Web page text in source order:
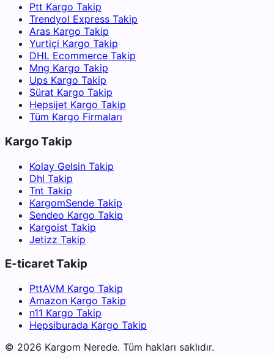
Ptt Kargo Takip
Trendyol Express Takip
Aras Kargo Takip
Yurtiçi Kargo Takip
DHL Ecommerce Takip
Mng Kargo Takip
Ups Kargo Takip
Sürat Kargo Takip
Hepsijet Kargo Takip
Tüm Kargo Firmaları
Kargo Takip
Kolay Gelsin Takip
Dhl Takip
Tnt Takip
KargomSende Takip
Sendeo Kargo Takip
Kargoist Takip
Jetizz Takip
E-ticaret Takip
PttAVM Kargo Takip
Amazon Kargo Takip
n11 Kargo Takip
Hepsiburada Kargo Takip
© 2026 Kargom Nerede. Tüm hakları saklıdır.